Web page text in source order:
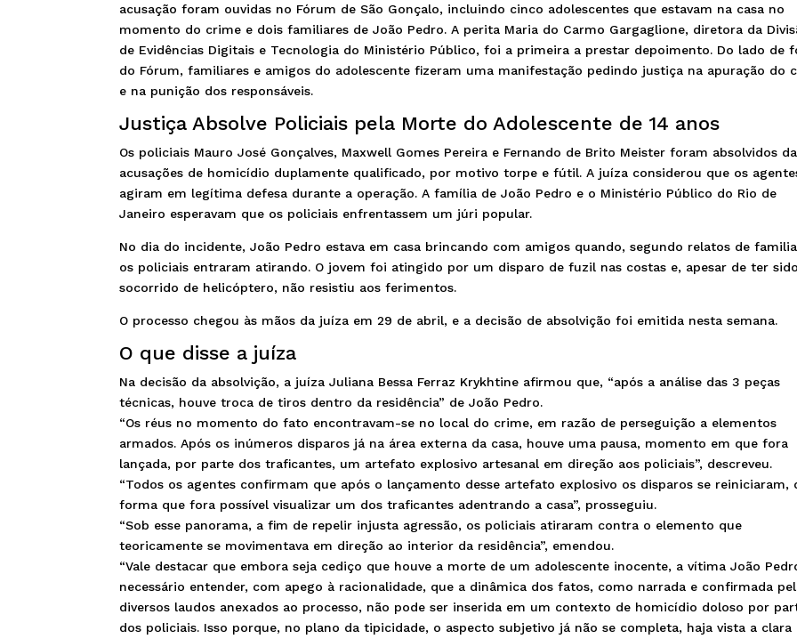
acusação foram ouvidas no Fórum de São Gonçalo, incluindo cinco adolescentes que estavam na casa no
momento do crime e dois familiares de João Pedro. A perita Maria do Carmo Gargaglione, diretora da
de Evidências Digitais e Tecnologia do Ministério Público, foi a primeira a prestar depoimento. Do lado de
do Fórum, familiares e amigos do adolescente fizeram uma manifestação pedindo justiça na apuração do
e na punição dos responsáveis.
Justiça Absolve Policiais pela Morte do Adolescente de 14 anos
Os policiais Mauro José Gonçalves, Maxwell Gomes Pereira e Fernando de Brito Meister foram absolvidos
acusações de homicídio duplamente qualificado, por motivo torpe e fútil. A juíza considerou que os
agiram em legítima defesa durante a operação. A família de João Pedro e o Ministério Público do Rio de
Janeiro esperavam que os policiais enfrentassem um júri popular.
No dia do incidente, João Pedro estava em casa brincando com amigos quando, segundo relatos de
os policiais entraram atirando. O jovem foi atingido por um disparo de fuzil nas costas e, apesar de ter
socorrido de helicóptero, não resistiu aos ferimentos.
O processo chegou às mãos da juíza em 29 de abril, e a decisão de absolvição foi emitida nesta semana.
O que disse a juíza
Na decisão da absolvição, a juíza Juliana Bessa Ferraz Krykhtine afirmou que, “após a análise das 3 peças
técnicas, houve troca de tiros dentro da residência” de João Pedro.
“Os réus no momento do fato encontravam-se no local do crime, em razão de perseguição a elementos
armados. Após os inúmeros disparos já na área externa da casa, houve uma pausa, momento em que fora
lançada, por parte dos traficantes, um artefato explosivo artesanal em direção aos policiais”, descreveu.
“Todos os agentes confirmam que após o lançamento desse artefato explosivo os disparos se reiniciaram,
forma que fora possível visualizar um dos traficantes adentrando a casa”, prosseguiu.
“Sob esse panorama, a fim de repelir injusta agressão, os policiais atiraram contra o elemento que
teoricamente se movimentava em direção ao interior da residência”, emendou.
“Vale destacar que embora seja cediço que houve a morte de um adolescente inocente, a vítima João
necessário entender, com apego à racionalidade, que a dinâmica dos fatos, como narrada e confirmada
diversos laudos anexados ao processo, não pode ser inserida em um contexto de homicídio doloso por
dos policiais. Isso porque, no plano da tipicidade, o aspecto subjetivo já não se completa, haja vista a clara